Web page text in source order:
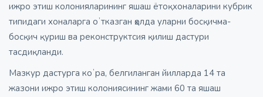
ижро этиш колонияларининг яшаш ётоқхоналарини кубрик
типидаги хоналарга оʼтказган ҳолда уларни босқичма-
босқич қуриш ва реконструктсия қилиш дастури
тасдиқланди.
Мазкур дастурга коʼра, белгиланган йилларда 14 та
жазони ижро этиш колониясининг жами 60 та яшаш